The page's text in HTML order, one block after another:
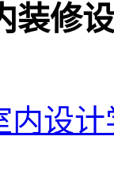
装修
内设计